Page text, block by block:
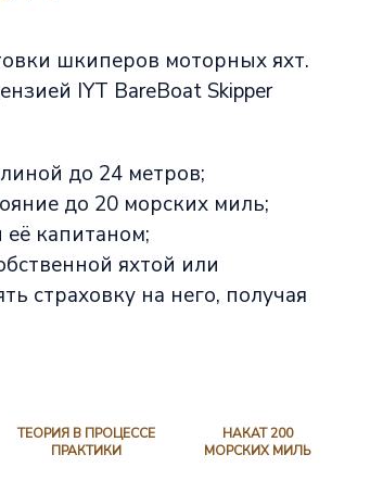
шкиперов моторных яхт.
IYT BareBoat Skipper
до 24 метров;
до 20 морских миль;
капитаном;
яхтой или
страховку на него, получая
ТЕОРИЯ В ПРОЦЕССЕ
ПРАКТИКИ
НАКАТ 200
МОРСКИХ МИЛЬ